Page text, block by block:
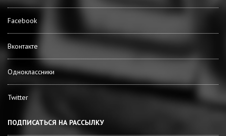
Facebook
Вконтакте
Одноклассники
Twitter
ПОДПИСАТЬСЯ НА РАССЫЛКУ